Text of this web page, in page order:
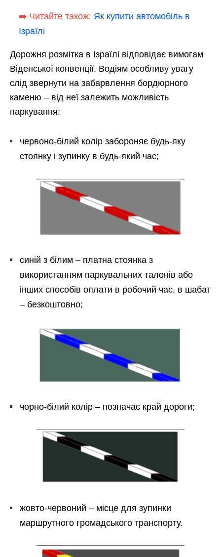
➡️ Читайте також: Як купити автомобіль в
Ізраїлі
Дорожня розмітка в Ізраїлі відповідає вимогам
Віденської конвенції. Водіям особливу увагу
слід звернути на забарвлення бордюрного
каменю – від неї залежить можливість
паркування:
червоно-білий колір забороняє будь-яку
стоянку і зупинку в будь-який час;
синій з білим – платна стоянка з
використанням паркувальних талонів або
інших способів оплати в робочий час, в шабат
– безкоштовно;
чорно-білий колір – позначає край дороги;
жовто-червоний – місце для зупинки
маршрутного громадського транспорту.